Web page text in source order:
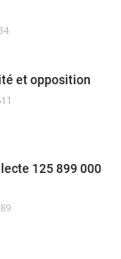
et opposition
125 899 000